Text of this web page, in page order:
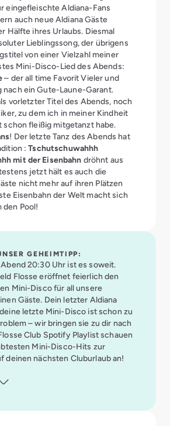
eingefleischte Aldiana-Fans
auch neue Aldiana Gäste
Hälfte ihres Urlaubs. Diesmal
Lieblingssong, der übrigens
von einer Vielzahl meiner
Mini-Disco-Lied des Abends:
– der all time Favorit Vieler und
nach ein Gute-Laune-Garant.
vorletzter Titel des Abends, noch
zu dem ich in meiner Kindheit
schon fleißig mitgetanzt habe.
! Der letzte Tanz des Abends hat
:Tschutschuwahhh
mit der Eisenbahn dröhnt aus
jetzt hält es auch die
nicht mehr auf ihren Plätzen
Eisenbahn der Welt macht sich
den Pool!
GEHEIMTIPP:
20:30 Uhr ist es soweit.
Flosse eröffnet feierlich den
Mini-Disco für all unsere
Gäste. Dein letzter Aldiana
letzte Mini-Disco ist schon zu
– wir bringen sie zu dir nach
Club Spotify Playlist schauen
Mini-Disco-Hits zur
deinen nächsten Cluburlaub an!